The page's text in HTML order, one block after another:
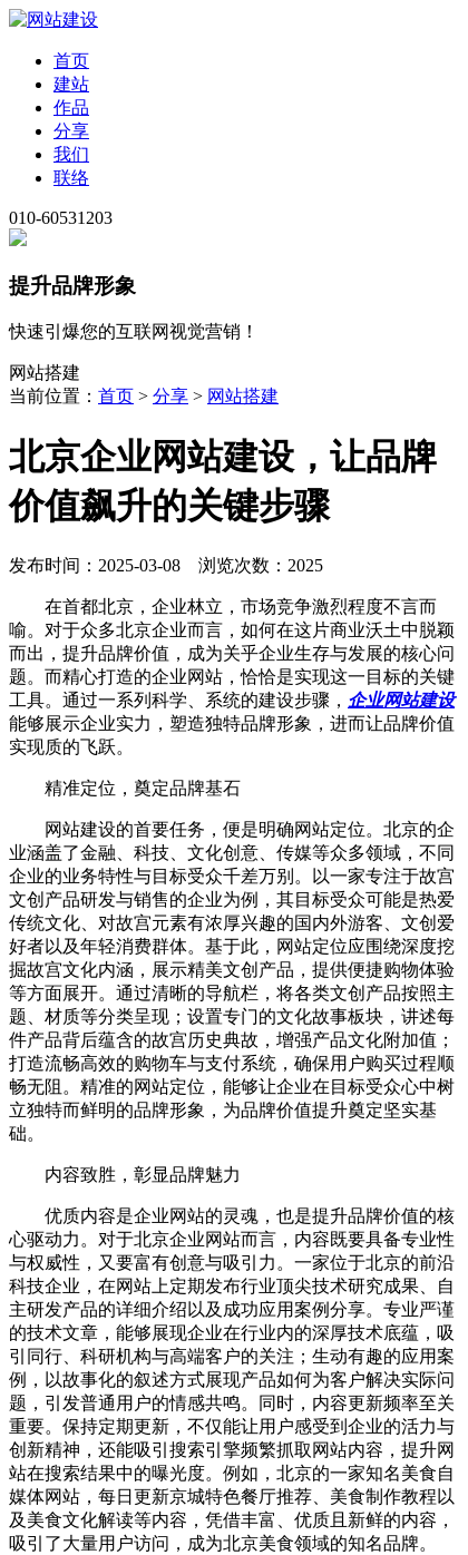
首页
建站
作品
分享
我们
联络
010-60531203
提升品牌形象
快速引爆您的互联网视觉营销！
网站搭建
当前位置： 首页 > 分享 > 网站搭建
北京企业网站建设，让品牌
价值飙升的关键步骤
发布时间：2025-03-08 浏览次数：2025
在首都北京，企业林立，市场竞争激烈程度不言而
喻。对于众多北京企业而言，如何在这片商业沃土中脱颖
而出，提升品牌价值，成为关乎企业生存与发展的核心问
题。而精心打造的企业网站，恰恰是实现这一目标的关键
工具。通过一系列科学、系统的建设步骤， 企业网站建设
能够展示企业实力，塑造独特品牌形象，进而让品牌价值
实现质的飞跃。
精准定位，奠定品牌基石
网站建设的首要任务，便是明确网站定位。北京的企
业涵盖了金融、科技、文化创意、传媒等众多领域，不同
企业的业务特性与目标受众千差万别。以一家专注于故宫
文创产品研发与销售的企业为例，其目标受众可能是热爱
传统文化、对故宫元素有浓厚兴趣的国内外游客、文创爱
好者以及年轻消费群体。基于此，网站定位应围绕深度挖
掘故宫文化内涵，展示精美文创产品，提供便捷购物体验
等方面展开。通过清晰的导航栏，将各类文创产品按照主
题、材质等分类呈现；设置专门的文化故事板块，讲述每
件产品背后蕴含的故宫历史典故，增强产品文化附加值；
打造流畅高效的购物车与支付系统，确保用户购买过程顺
畅无阻。精准的网站定位，能够让企业在目标受众心中树
立独特而鲜明的品牌形象，为品牌价值提升奠定坚实基
础。
内容致胜，彰显品牌魅力
优质内容是企业网站的灵魂，也是提升品牌价值的核
心驱动力。对于北京企业网站而言，内容既要具备专业性
与权威性，又要富有创意与吸引力。一家位于北京的前沿
科技企业，在网站上定期发布行业顶尖技术研究成果、自
主研发产品的详细介绍以及成功应用案例分享。专业严谨
的技术文章，能够展现企业在行业内的深厚技术底蕴，吸
引同行、科研机构与高端客户的关注；生动有趣的应用案
例，以故事化的叙述方式展现产品如何为客户解决实际问
题，引发普通用户的情感共鸣。同时，内容更新频率至关
重要。保持定期更新，不仅能让用户感受到企业的活力与
创新精神，还能吸引搜索引擎频繁抓取网站内容，提升网
站在搜索结果中的曝光度。例如，北京的一家知名美食自
媒体网站，每日更新京城特色餐厅推荐、美食制作教程以
及美食文化解读等内容，凭借丰富、优质且新鲜的内容，
吸引了大量用户访问，成为北京美食领域的知名品牌。